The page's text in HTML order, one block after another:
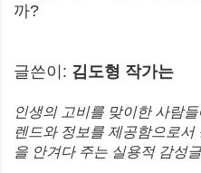
까?
글쓴이: 김도형 작가는
인생의 고비를 맞이한 사람
렌드와 정보를 제공함으로
을 안겨다 주는 실용적 감성